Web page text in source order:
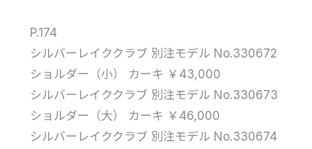
P.174
シルバーレイククラブ 別注モデル No.330672
ショルダー（小） カーキ ￥43,000
シルバーレイククラブ 別注モデル No.330673
ショルダー（大） カーキ ￥46,000
シルバーレイククラブ 別注モデル No.330674